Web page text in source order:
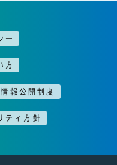
ー
方
報公開制度
ティ方針